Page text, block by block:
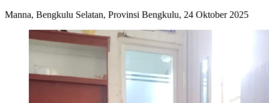
Manna, Bengkulu Selatan, Provinsi Bengkulu, 24 Oktober 2025